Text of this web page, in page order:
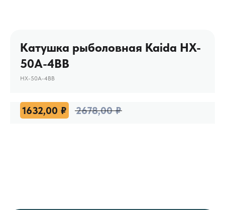
Катушка рыболовная Kaida HX-
50A-4BB
HX-50A-4BB
1632,00 ₽ 2678,00 ₽